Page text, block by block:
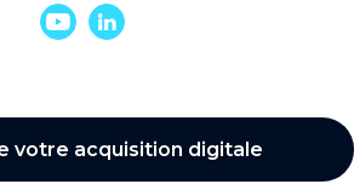
 
votre acquisition digitale